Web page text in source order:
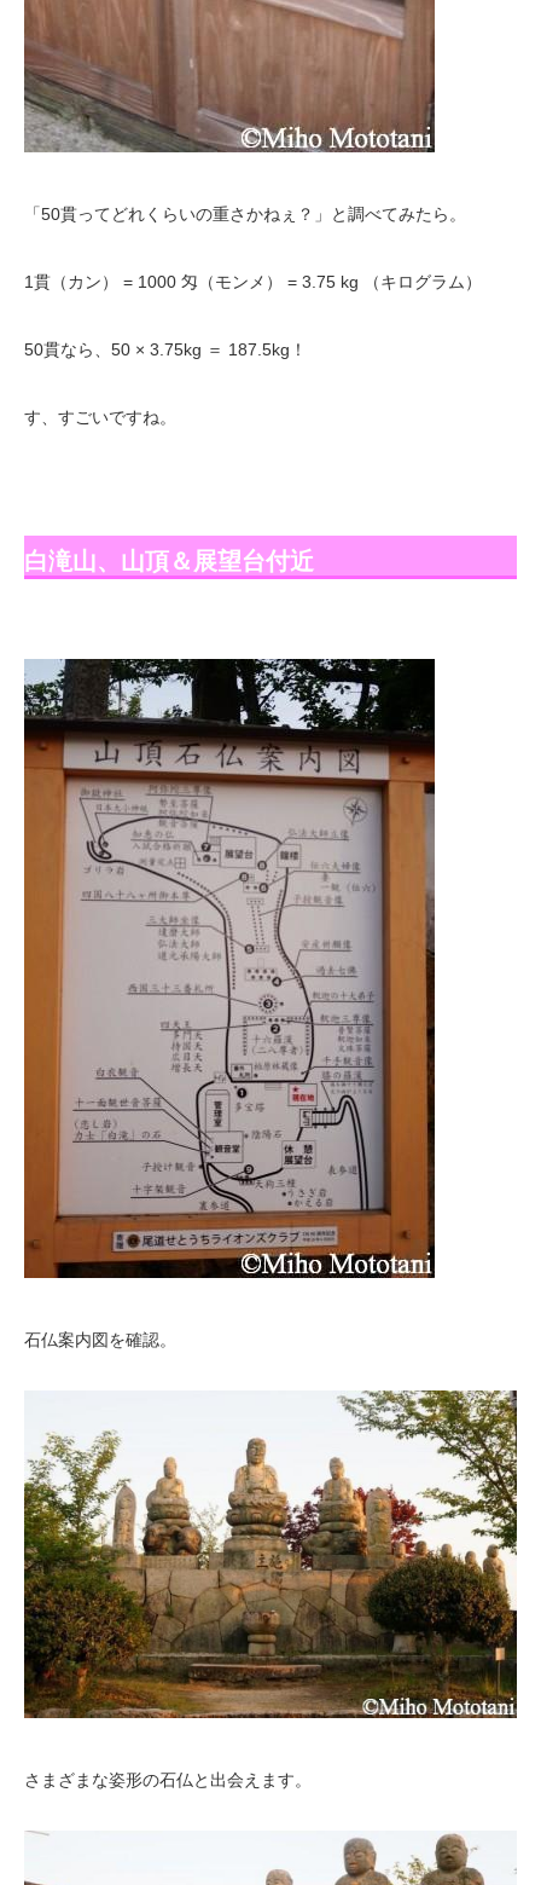
「50貫ってどれくらいの重さかねぇ？」と調べてみたら。
1貫（カン） = 1000 匁（モンメ） = 3.75 kg （キログラム）
50貫なら、50 × 3.75kg ＝ 187.5kg！
す、すごいですね。
白滝山、山頂＆展望台付近
石仏案内図を確認。
さまざまな姿形の石仏と出会えます。